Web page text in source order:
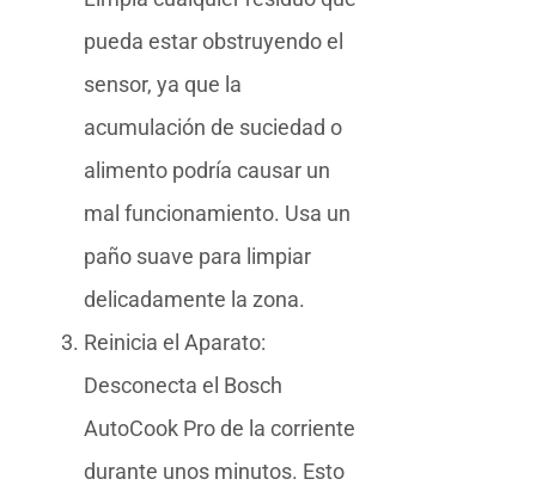
pueda estar obstruyendo el
sensor, ya que la
acumulación de suciedad o
alimento podría causar un
mal funcionamiento. Usa un
paño suave para limpiar
delicadamente la zona.
Reinicia el Aparato:
Desconecta el Bosch
AutoCook Pro de la corriente
durante unos minutos. Esto